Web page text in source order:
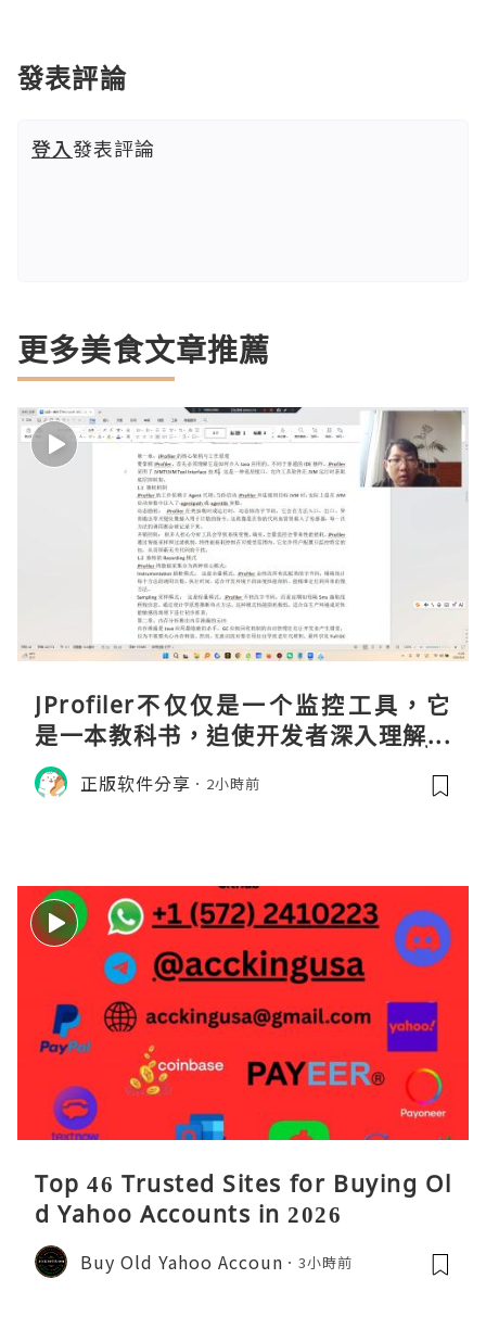
發表評論
登入發表評論
更多美食文章推薦
JProfiler不仅仅是一个监控工具，它
是一本教科书，迫使开发者深入理解JV
M的内存模型、垃圾回收机制和并发原
理。通过直观的可视化数据，它将抽象
正版软件分享 2小時前
Top 46 Trusted Sites for Buying Ol
d Yahoo Accounts in 2026
Buy Old Yahoo Accoun 3小時前